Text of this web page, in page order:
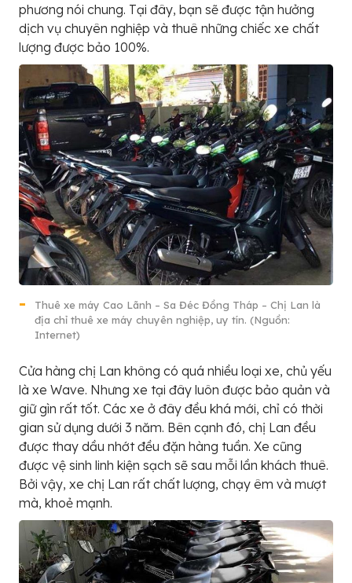
phương nói chung. Tại đây, bạn sẽ được tận hưởng
dịch vụ chuyên nghiệp và thuê những chiếc xe chất
lượng được bảo 100%.
Thuê xe máy Cao Lãnh – Sa Đéc Đồng Tháp – Chị Lan là
địa chỉ thuê xe máy chuyên nghiệp, uy tín. (Nguồn:
Internet)
Cửa hàng chị Lan không có quá nhiều loại xe, chủ yếu
là xe Wave. Nhưng xe tại đây luôn được bảo quản và
giữ gìn rất tốt. Các xe ở đây đều khá mới, chỉ có thời
gian sử dụng dưới 3 năm. Bên cạnh đó, chị Lan đều
được thay dầu nhớt đều đặn hàng tuần. Xe cũng
được vệ sinh linh kiện sạch sẽ sau mỗi lần khách thuê.
Bởi vậy, xe chị Lan rất chất lượng, chạy êm và mượt
mà, khoẻ mạnh.